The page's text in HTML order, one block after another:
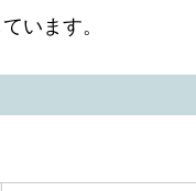
います。